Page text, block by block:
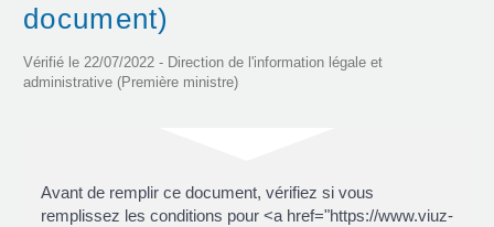
document)
Vérifié le 22/07/2022 - Direction de l'information légale et
administrative (Première ministre)
Avant de remplir ce document, vérifiez si vous
remplissez les conditions pour <a href="https://www.viuz-